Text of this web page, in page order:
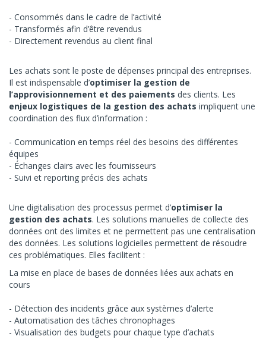
Consommés dans le cadre de l’activité
Transformés afin d’être revendus
Directement revendus au client final
Les achats sont le poste de dépenses principal des entreprises.
Il est indispensable d’optimiser la gestion de
l’approvisionnement et des paiements des clients. Les
enjeux logistiques de la gestion des achats impliquent une
coordination des flux d’information :
Communication en temps réel des besoins des différentes
équipes
Échanges clairs avec les fournisseurs
Suivi et reporting précis des achats
Une digitalisation des processus permet d’optimiser la
gestion des achats. Les solutions manuelles de collecte des
données ont des limites et ne permettent pas une centralisation
des données. Les solutions logicielles permettent de résoudre
ces problématiques. Elles facilitent :
La mise en place de bases de données liées aux achats en
cours
Détection des incidents grâce aux systèmes d’alerte
Automatisation des tâches chronophages
Visualisation des budgets pour chaque type d’achats